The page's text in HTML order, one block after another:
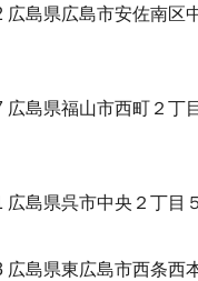
島県広島市安佐南区
島県福山市西町２丁
島県呉市中央２丁目
島県東広島市西条西